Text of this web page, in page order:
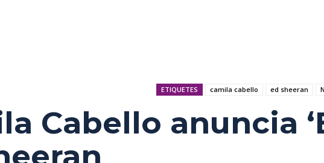
ETIQUETES camila cabello ed sheeran
Cabello anuncia